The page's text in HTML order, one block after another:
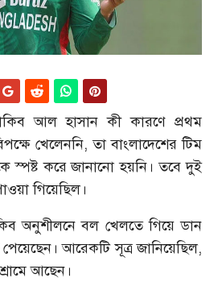
আল হাসান কী কারণে প্রথম
খেলেননি, তা বাংলাদেশের টিম
স্পষ্ট করে জানানো হয়নি। তবে দুই
গিয়েছিল।
অনুশীলনে বল খেলতে গিয়ে ডান
আরেকটি সূত্র জানিয়েছিল,
আছেন।